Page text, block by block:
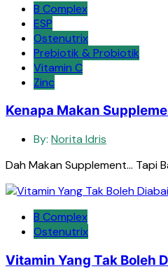
B Complex
ESP
Ostenutrix
Prebiotik & Probiotik
Vitamin C
Zinc
Kenapa Makan
By: Norita Idris
Dah Makan Supplement… Tapi
B Complex
Ostenutrix
Vitamin Yang Tak Boleh